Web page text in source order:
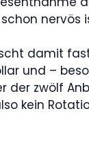
nervös
damit
und –
der zwölf
kein